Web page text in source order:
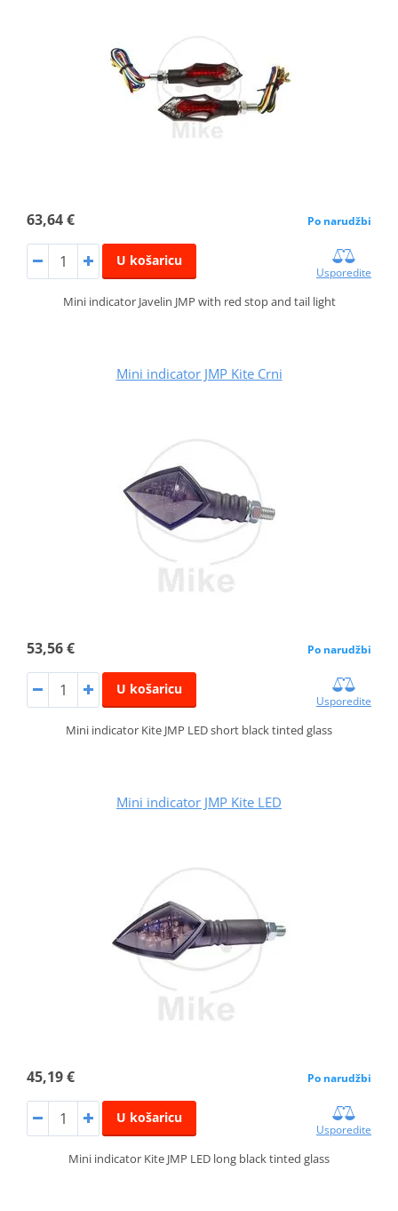
63,64 € Po narudžbi
U košaricu
Usporedite
Mini indicator Javelin JMP with red stop and tail light
Mini indicator JMP Kite Crni
53,56 € Po narudžbi
U košaricu
Usporedite
Mini indicator Kite JMP LED short black tinted glass
Mini indicator JMP Kite LED
45,19 € Po narudžbi
U košaricu
Usporedite
Mini indicator Kite JMP LED long black tinted glass